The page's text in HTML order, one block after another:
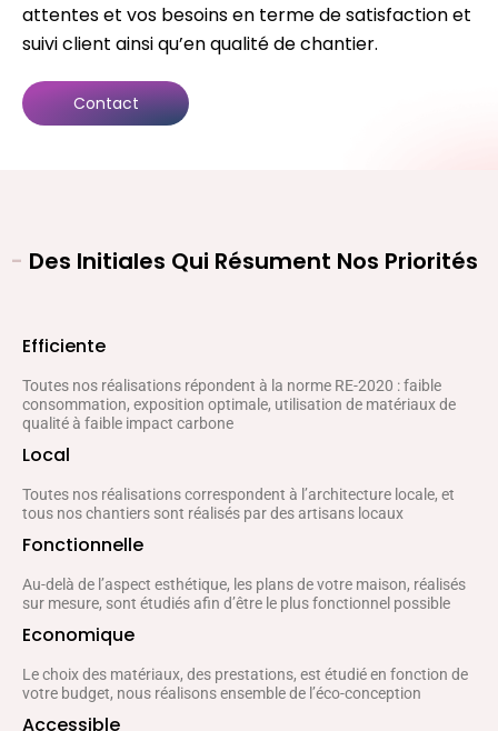
attentes et vos besoins en terme de satisfaction et
suivi client ainsi qu’en qualité de chantier.
Contact
- Des Initiales Qui Résument Nos Priorités
Efficiente
Toutes nos réalisations répondent à la norme RE-2020 : faible
consommation, exposition optimale, utilisation de matériaux de
qualité à faible impact carbone
Local
Toutes nos réalisations correspondent à l’architecture locale, et
tous nos chantiers sont réalisés par des artisans locaux
Fonctionnelle
Au-delà de l’aspect esthétique, les plans de votre maison, réalisés
sur mesure, sont étudiés afin d’être le plus fonctionnel possible
Economique
Le choix des matériaux, des prestations, est étudié en fonction de
votre budget, nous réalisons ensemble de l’éco-conception
Accessible